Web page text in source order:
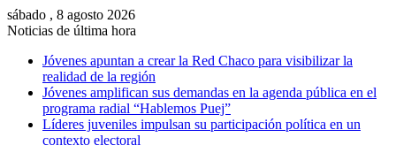
sábado , 8 agosto 2026
Noticias de última hora
Jóvenes apuntan a crear la Red Chaco para visibilizar la
realidad de la región
Jóvenes amplifican sus demandas en la agenda pública en el
programa radial “Hablemos Puej”
Líderes juveniles impulsan su participación política en un
contexto electoral